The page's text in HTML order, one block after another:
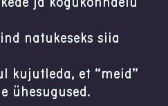
ja kogukonnaelu
natukeseks siia
kujutleda, et “meid”
ühesugused.